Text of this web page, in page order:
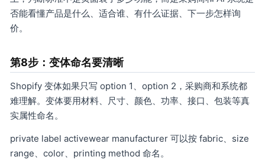
否能看懂产品是什么、适合谁、有什么证据、下一步怎样询
价。
第8步：变体命名要清晰
Shopify 变体如果只写 option 1、option 2，采购商和系统都
难理解。变体要用材料、尺寸、颜色、功率、接口、包装等真
实属性命名。
private label activewear manufacturer 可以按 fabric、size
range、color、printing method 命名。